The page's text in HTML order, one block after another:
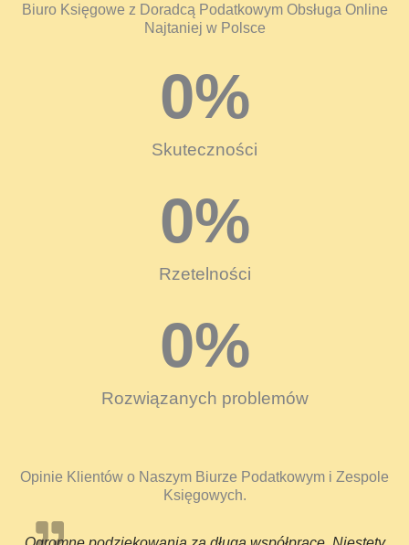
Biuro Księgowe z Doradcą Podatkowym Obsługa Online
Najtaniej w Polsce
Skuteczności
0%
Rzetelności
0%
Rozwiązanych problemów
0%
Opinie Klientów o Naszym Biurze Podatkowym i Zespole
Księgowych.